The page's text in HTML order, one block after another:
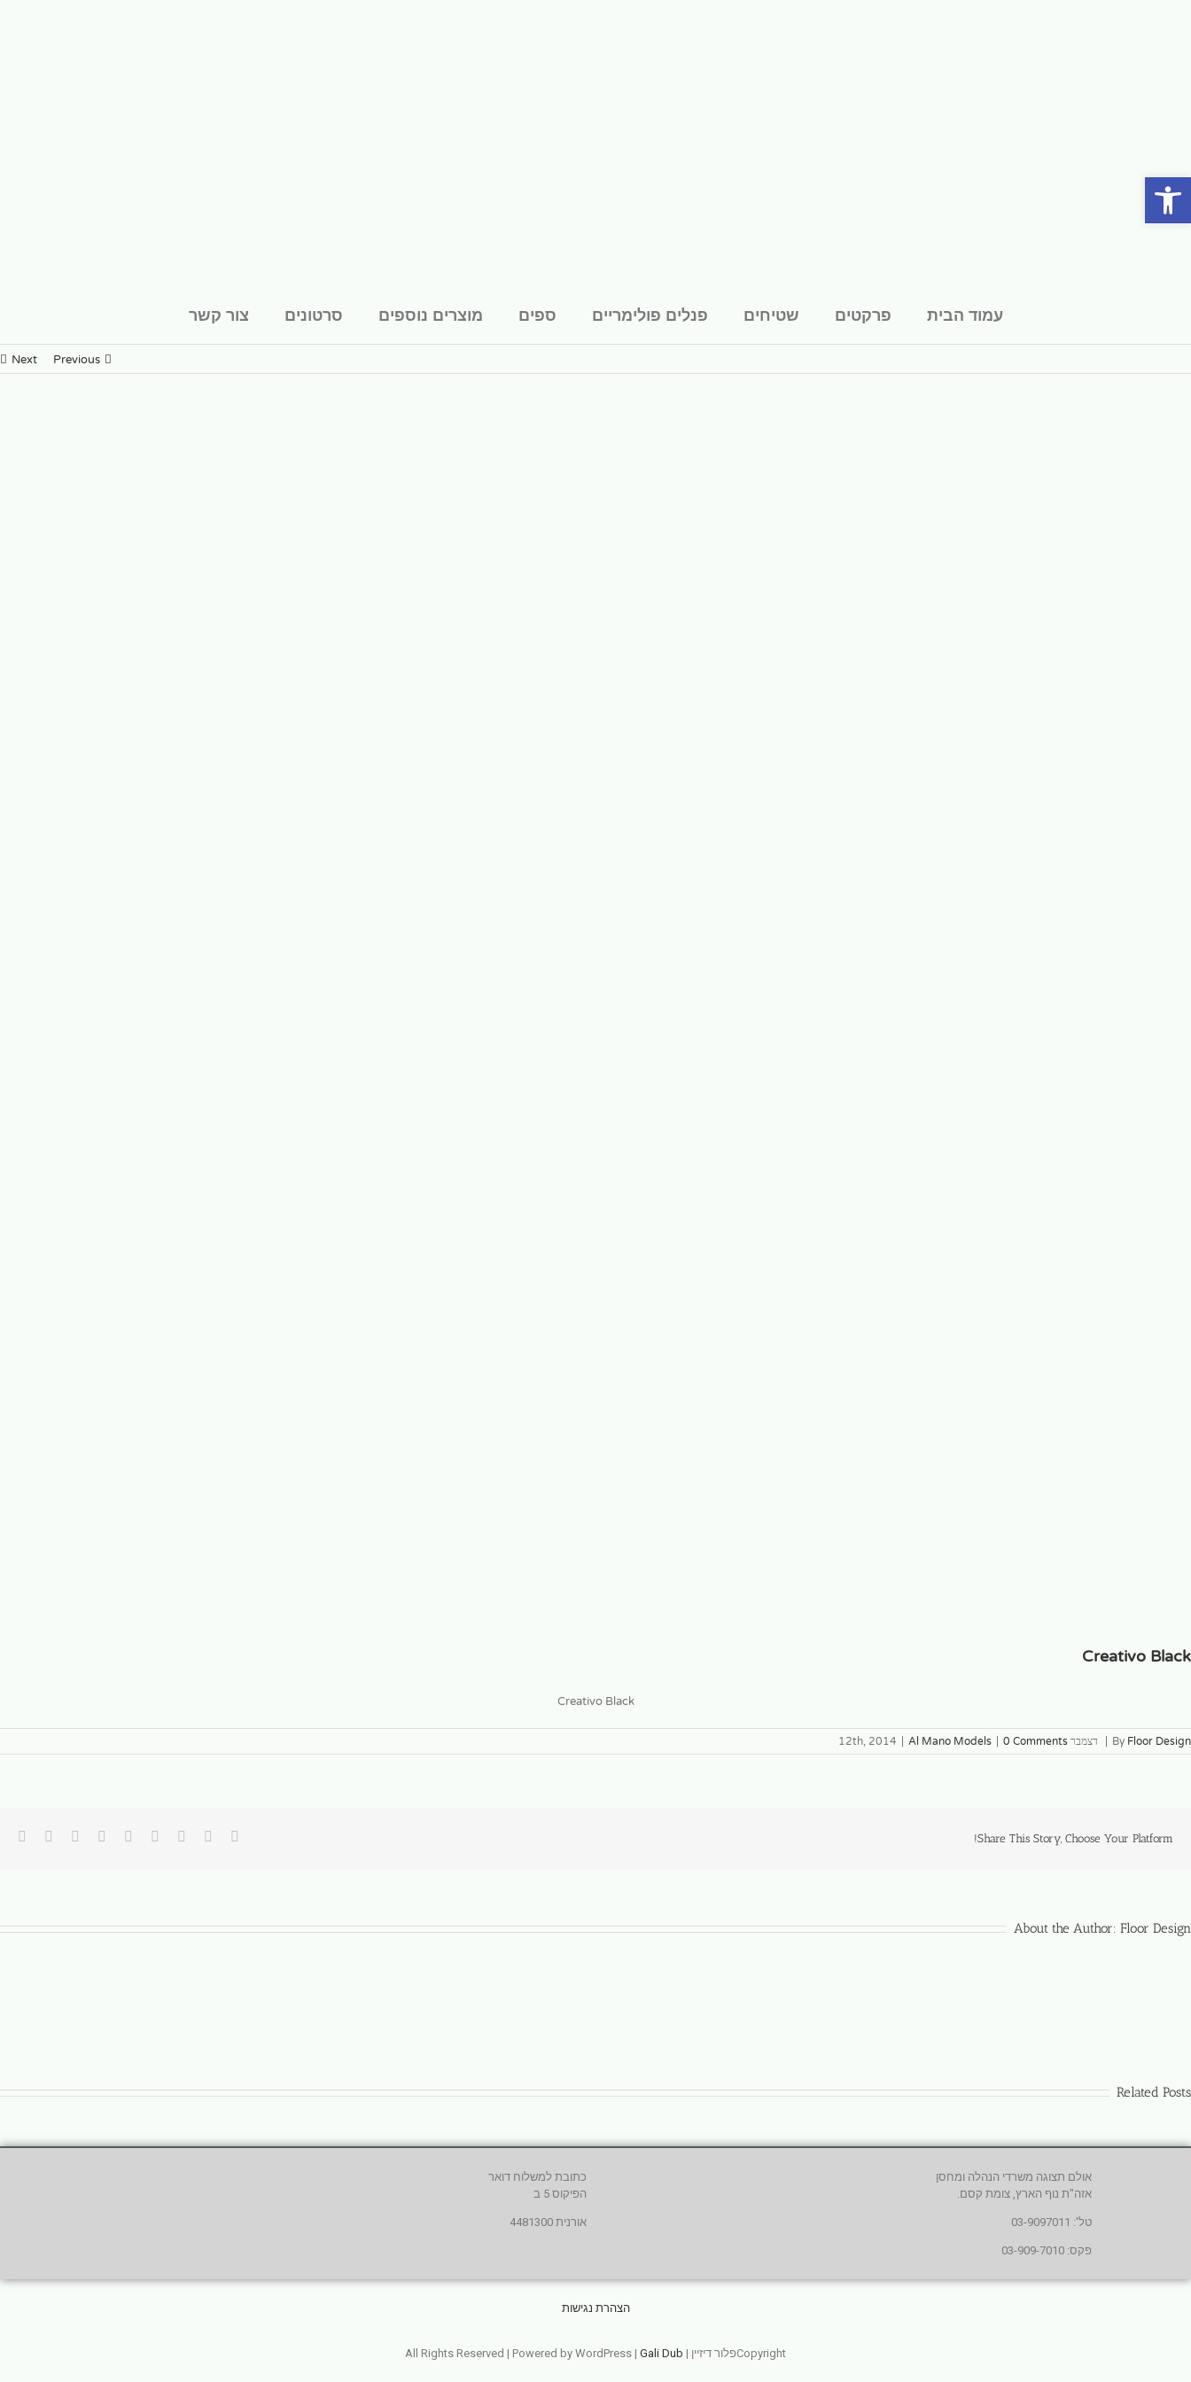
פתח סרגל נגישות
עמוד הבית פרקטים שטיחים פנלים פולימריים ספים מוצרים נוספים סרטונים צור קשר
Previous
Next
Creativo Black
Creativo Black
By Floor Design דצמבר 12th, 2014 Al Mano Models 0 Comments
Share This Story, Choose Your Platform!
About the Author: Floor Design
Related Posts
אולם תצוגה משרדי הנהלה ומחסן
אזה"ת נוף הארץ, צומת קסם.
טל': 03-9097011
פקס: 03-909-7010
כתובת למשלוח דואר
הפיקוס 5 ב
אורנית 4481300
הצהרת נגישות
Copyrightפלור דיזיין | All Rights Reserved | Powered by WordPress | Gali Dub